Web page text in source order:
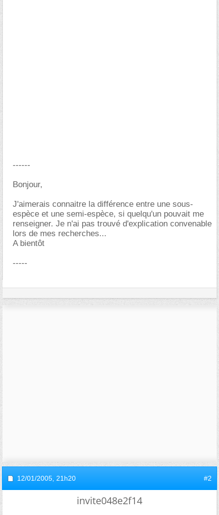
------
Bonjour,
J'aimerais connaitre la différence entre une sous-
espèce et une semi-espèce, si quelqu'un pouvait me
renseigner. Je n'ai pas trouvé d'explication convenable
lors de mes recherches...
A bientôt
-----
12/01/2005, 21h20 #2
invite048e2f14